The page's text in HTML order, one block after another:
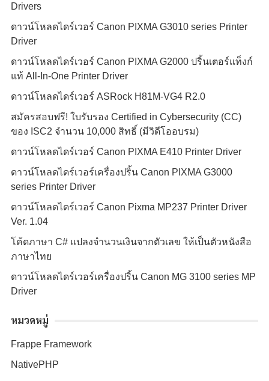
Drivers
ดาวน์โหลดไดร์เวอร์ Canon PIXMA G3010 series Printer
Driver
ดาวน์โหลดไดร์เวอร์ Canon PIXMA G2000 ปริ้นเตอร์แท็งก์
แท้ All-In-One Printer Driver
ดาวน์โหลดไดร์เวอร์ ASRock H81M-VG4 R2.0
สมัครสอบฟรี! ใบรับรอง Certified in Cybersecurity (CC)
ของ ISC2 จำนวน 10,000 สิทธิ์ (มีวิดีโออบรม)
ดาวน์โหลดไดร์เวอร์ Canon PIXMA E410 Printer Driver
ดาวน์โหลดไดร์เวอร์เครื่องปริ้น Canon PIXMA G3000
series Printer Driver
ดาวน์โหลดไดร์เวอร์ Canon Pixma MP237 Printer Driver
Ver. 1.04
โค้ดภาษา C# แปลงจำนวนเงินจากตัวเลข ให้เป็นตัวหนังสือ
ภาษาไทย
ดาวน์โหลดไดร์เวอร์เครื่องปริ้น Canon MG 3100 series MP
Driver
หมวดหมู่
Frappe Framework
NativePHP